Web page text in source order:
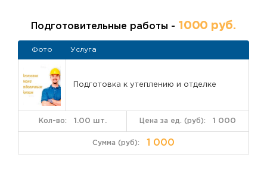
Подготовительные работы - 1000 руб.
Фото Услуга
Подготовка к утеплению и отделке
1 000
1.00 шт.
1 000